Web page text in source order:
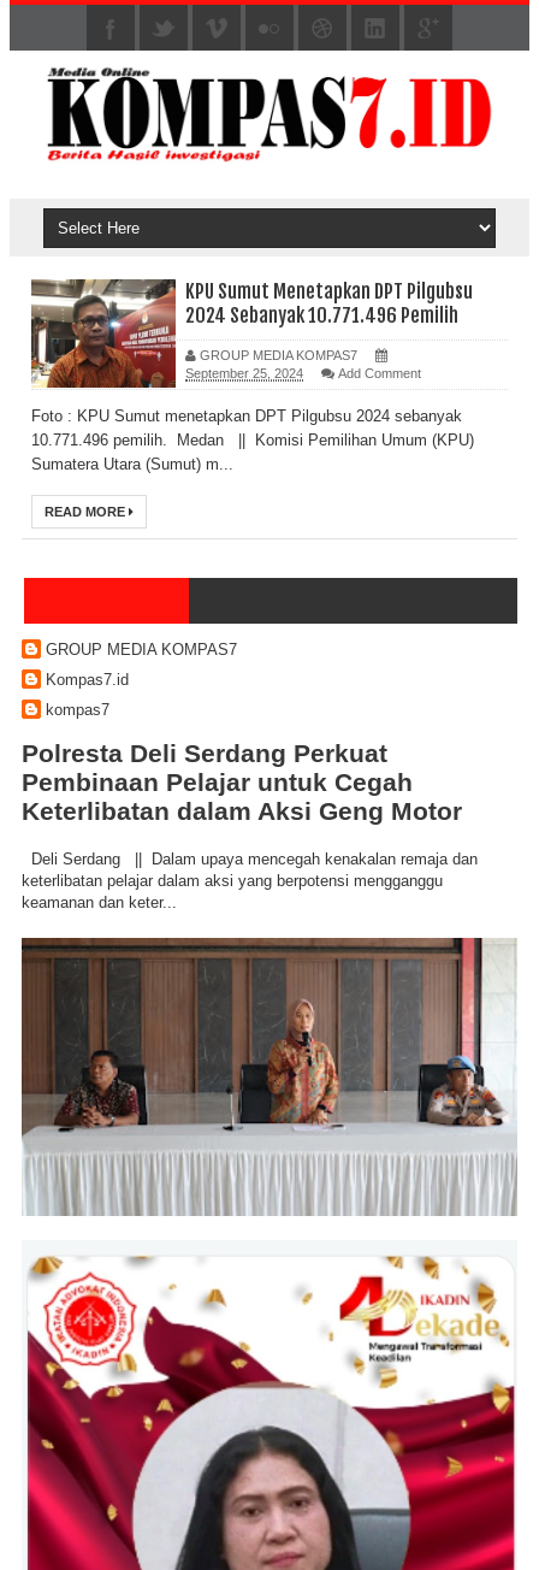
KPU Sumut Menetapkan DPT Pilgubsu
2024 Sebanyak 10.771.496 Pemilih
GROUP MEDIA KOMPAS7
September 25, 2024
Add Comment
Foto : KPU Sumut menetapkan DPT Pilgubsu 2024 sebanyak
10.771.496 pemilih. Medan || Komisi Pemilihan Umum (KPU)
Sumatera Utara (Sumut) m...
READ MORE
GROUP MEDIA KOMPAS7
Kompas7.id
kompas7
Polresta Deli Serdang Perkuat
Pembinaan Pelajar untuk Cegah
Keterlibatan dalam Aksi Geng Motor
Deli Serdang || Dalam upaya mencegah kenakalan remaja dan
keterlibatan pelajar dalam aksi yang berpotensi mengganggu
keamanan dan keter...